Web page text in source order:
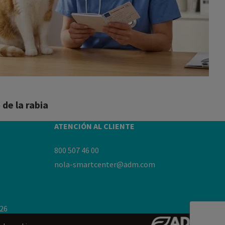
la rabia
ATENCIÓN AL CLIENTE
800 507 46 00
nola-smartcenter@adm.com